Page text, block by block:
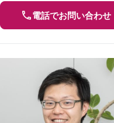
電話でお問い合わせ